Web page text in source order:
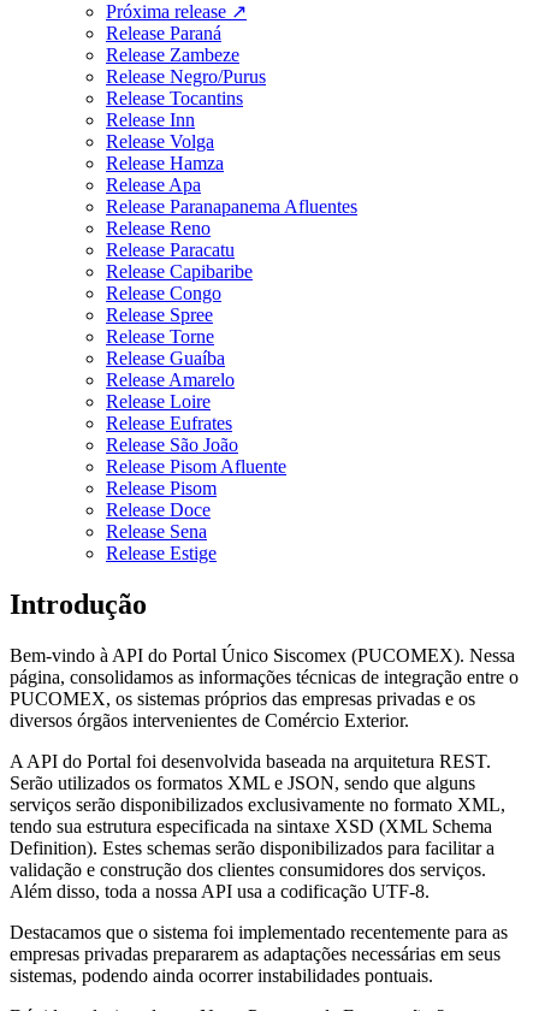
Próxima release ↗
Release Paraná
Release Zambeze
Release Negro/Purus
Release Tocantins
Release Inn
Release Volga
Release Hamza
Release Apa
Release Paranapanema Afluentes
Release Reno
Release Paracatu
Release Capibaribe
Release Congo
Release Spree
Release Torne
Release Guaíba
Release Amarelo
Release Loire
Release Eufrates
Release São João
Release Pisom Afluente
Release Pisom
Release Doce
Release Sena
Release Estige
Introdução
Bem-vindo à API do Portal Único Siscomex (PUCOMEX). Nessa
página, consolidamos as informações técnicas de integração entre o
PUCOMEX, os sistemas próprios das empresas privadas e os
diversos órgãos intervenientes de Comércio Exterior.
A API do Portal foi desenvolvida baseada na arquitetura REST.
Serão utilizados os formatos XML e JSON, sendo que alguns
serviços serão disponibilizados exclusivamente no formato XML,
tendo sua estrutura especificada na sintaxe XSD (XML Schema
Definition). Estes schemas serão disponibilizados para facilitar a
validação e construção dos clientes consumidores dos serviços.
Além disso, toda a nossa API usa a codificação UTF-8.
Destacamos que o sistema foi implementado recentemente para as
empresas privadas prepararem as adaptações necessárias em seus
sistemas, podendo ainda ocorrer instabilidades pontuais.